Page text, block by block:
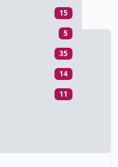
15
5
35
14
11
1